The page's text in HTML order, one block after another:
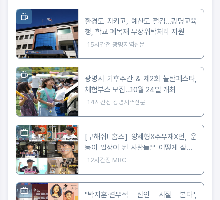
환경도 지키고, 예산도 절감...광명교육
청, 학교 폐목재 무상위탁처리 지원
15시간전 광명지역신문
광명시 기후주간 & 제2회 놀탄페스타,
체험부스 모집…10월 24일 개최
14시간전 광명지역신문
[구해줘! 홈즈] 양세형X주우재X던, 운
동이 일상이 된 사람들은 어떻게 살까?
'운동세권' 임장 특집!
12시간전 MBC
"박지훈·변우석 신인 시절 본다",